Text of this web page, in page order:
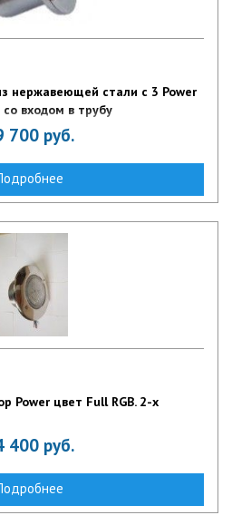
нержавеющей стали с 3 Power
входом в трубу
700 руб.
Power цвет Full RGB. 2-х
400 руб.